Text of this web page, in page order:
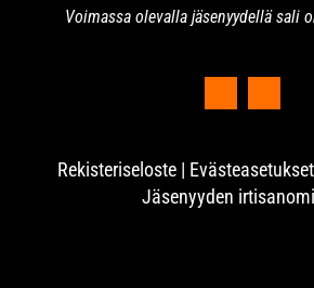
Voimassa olevalla jäsenyydellä sali
Rekisteriseloste| Evästeasetukset
Jäsenyyden